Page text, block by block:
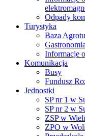
Odpady
Turystyka
Baza
Gastronomia
Informacje
Komunikacja
Busy
Fundusz
Jednostki
SP nr 1 w
SP nr 2 w
ZSP w
ZPO w